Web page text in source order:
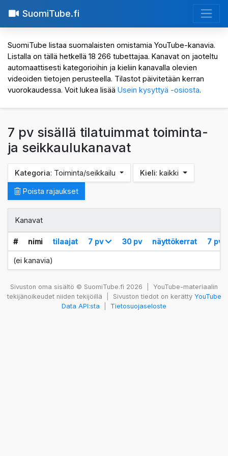
SuomiTube.fi
SuomiTube listaa suomalaisten omistamia YouTube-kanavia.
Listalla on tällä hetkellä 18 266 tubettajaa. Kanavat on jaoteltu
automaattisesti kategorioihin ja kieliin kanavalla olevien
videoiden tietojen perusteella. Tilastot päivitetään kerran
vuorokaudessa. Voit lukea lisää Usein kysyttyä -osiosta.
7 pv sisällä tilatuimmat toiminta-
ja seikkaulukanavat
Kategoria: Toiminta/seikkailu Kieli: kaikki
Poista rajaukset
Kanavat
# nimi tilaajat 7 pv 30 pv näyttökerrat 7 pv
(ei kanavia)
Sivuston oma sisältö © SuomiTube.fi 2026
YouTube-materiaalin
tekijänoikeudet niiden tekijöillä
Sivuston tiedot on kerätty YouTube
Data API:sta
Tietosuojaseloste